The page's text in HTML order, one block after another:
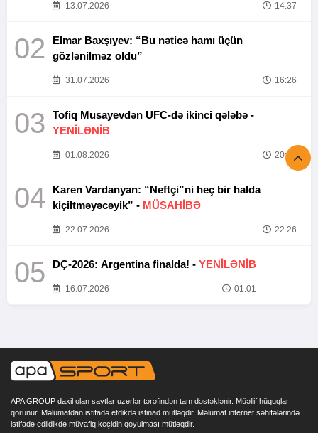
13.07.2026 14:37
02
Elmar Baxşıyev: “Bu nəticə hamı üçün
gözlənilməz oldu”
31.07.2026 16:26
03
Tofiq Musayevdən UFC-də ikinci qələbə -
YENİLƏNİB
01.08.2026 20:52
04
Karen Vardanyan: “Neftçi”ni heç bir halda
kiçiltməyəcəyik” - MÜSAHİBƏ
22.07.2026 22:26
05 DÇ-2026: Argentina finalda! - YENİLƏNİB
16.07.2026 01:01
APA GROUP daxil olan saytlar uzerlər tərəfindən tam dəstəklənir. Müəllif hüquqları
qorunur. Məlumatdan istifadə etdikdə istinad mütləqdir. Məlumat internet səhifələrində
istifadə edildikdə müvafiq keçidin qoyulması mütləqdir.